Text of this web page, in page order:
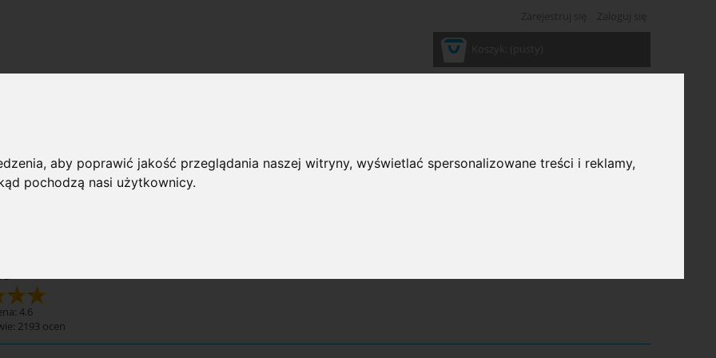
aby poprawić jakość przeglądania naszej witryny, wyświetlać spersonalizowane treści i reklamy,
pochodzą nasi użytkownicy.
4.6
2193 ocen